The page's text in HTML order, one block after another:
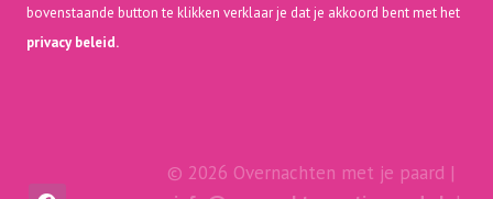
bovenstaande button te klikken verklaar je dat je akkoord bent met het
privacy beleid.
© 2026 Overnachten met je paard |